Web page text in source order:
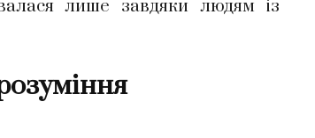
лише завдяки людям із